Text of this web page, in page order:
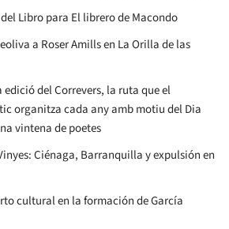
Libro para El librero de Macondo
a Roser Amills en La Orilla de las
edició del Correvers, la ruta que el
organitza cada any amb motiu del Dia
vintena de poetes
Ciénaga, Barranquilla y expulsión en
cultural en la formación de García